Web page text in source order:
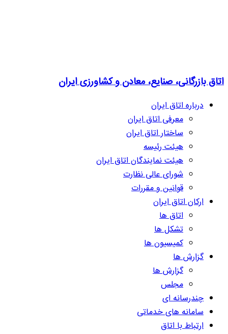
اتاق بازرگانی، صنایع، معادن و کشاورزی ایران
درباره اتاق ایران
معرفی اتاق ایران
ساختار اتاق ایران
هیئت رئیسه
هیئت نمایندگان اتاق ایران
شورای عالی نظارت
قوانین و مقررات
ارکان اتاق ایران
اتاق ها
تشکل ها
کمیسیون ها
گزارش ها
گزارش ها
مجلس
چندرسانه ای
سامانه های خدماتی
ارتباط با اتاق